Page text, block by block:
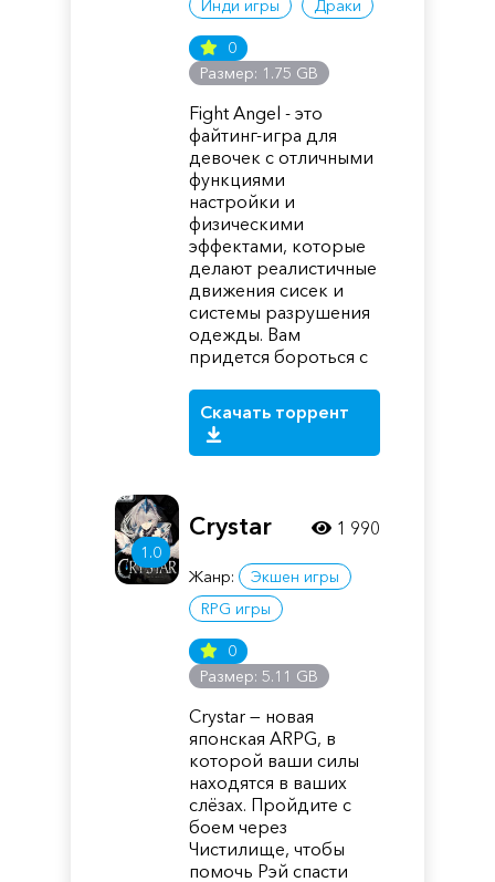
Инди игры
Драки
0
Размер: 1.75 GB
Fight Angel - это
файтинг-игра для
девочек с отличными
функциями
настройки и
физическими
эффектами, которые
делают реалистичные
движения сисек и
системы разрушения
одежды. Вам
придется бороться с
Скачать торрент
1.0
Crystar
Жанр:
Экшен игры
RPG игры
0
Размер: 5.11 GB
Crystar — новая
японская ARPG, в
которой ваши силы
находятся в ваших
слёзах. Пройдите с
боем через
Чистилище, чтобы
помочь Рэй спасти
1 990